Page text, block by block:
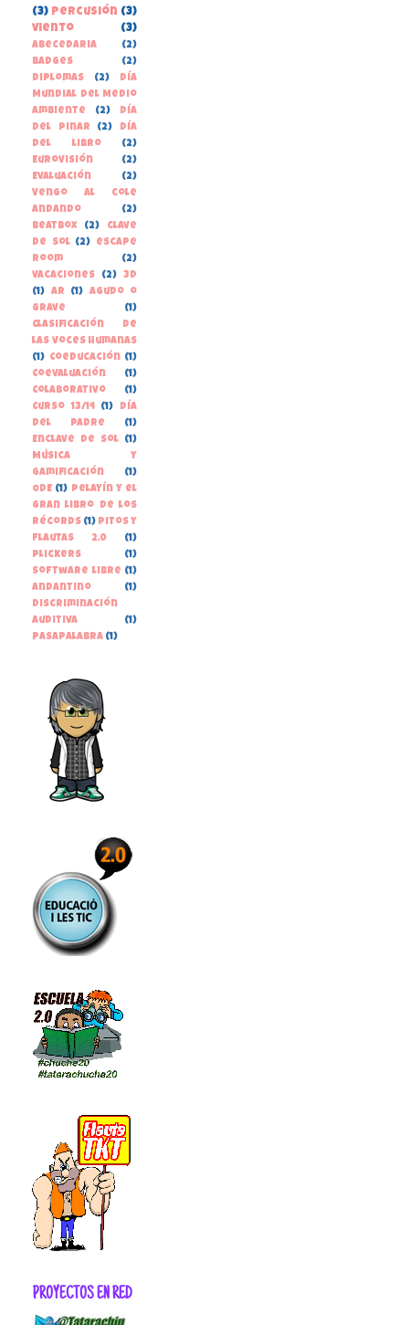
(3) percusión (3)
viento
(3)
Abecedaria
(2)
Badges
(2)
Diplomas
(2)
Día
Mundial del Medio
Ambiente
(2)
Día
del Pinar
(2)
Día
del libro
(2)
Eurovisión
(2)
Evaluación
(2)
Vengo al cole
andando
(2)
beatbox
(2)
clave
de sol (2)
escape
room
(2)
vacaciones
(2)
3D
(1)
AR (1)
Agudo o
grave
(1)
Clasificación de
las voces humanas
(1) Coeducación (1)
Coevaluación
(1)
Colaborativo
(1)
Curso 13/14
(1)
Día
del Padre
(1)
Enclave de Sol
(1)
Música y
gamificación
(1)
ODE (1)
Pelayín y el
gran libro de los
récords (1) Pitos y
Flautas 2.0
(1)
Plickers
(1)
Software libre (1)
andantino
(1)
discriminación
auditiva
(1)
pasapalabra (1)
PROYECTOS EN RED